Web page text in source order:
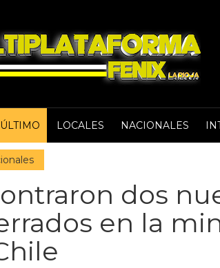
LOCALES NACIONALES
dos
en la